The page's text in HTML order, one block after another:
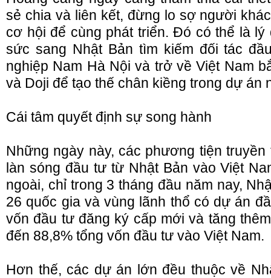
sẻ chia và liên kết, đừng lo sợ người
cơ hội để cùng phát triển. Đó có thể là lý
sức sang Nhật Bản tìm kiếm đối tác
nghiệp Nam Hà Nội và trở về Việt Nam
và Doji để tạo thế chân kiềng trong dự án
Cái tâm quyết định sự song hành
Những ngày này, các phương tiện
làn sóng đầu tư từ Nhật Bản vào Việt
ngoài, chỉ trong 3 tháng đầu năm nay,
26 quốc gia và vùng lãnh thổ có dự án
vốn đầu tư đăng ký cấp mới và tăng
đến 88,8% tổng vốn đầu tư vào Việt Nam.
Hơn thế, các dự án lớn đều thuộc về